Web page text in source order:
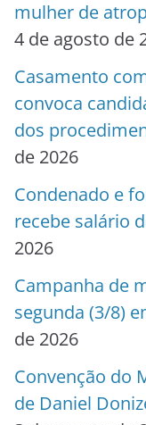
mulher de
4 de agosto de
Casamento
convoca
dos
de 2026
Condenado e
recebe salário
2026
Campanha de
segunda (3/8)
de 2026
Convenção do
de Daniel